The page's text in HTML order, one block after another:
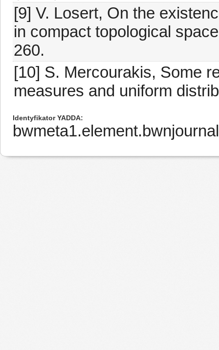
[9] V. Losert, On the
in compact topological
260.
[10] S. Mercourakis, Some
measures and uniform
Identyfikator YADDA